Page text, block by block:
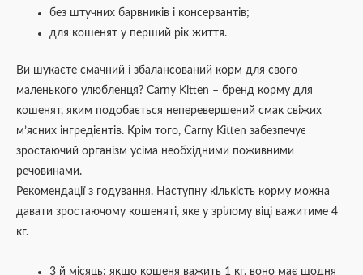
без штучних барвників і консервантів;
для кошенят у перший рік життя.
Ви шукаєте смачний і збалансований корм для свого
маленького улюбленця? Carny Kitten – бренд корму для
кошенят, яким подобається неперевершений смак свіжих
м’ясних інгредієнтів. Крім того, Carny Kitten забезпечує
зростаючий організм усіма необхідними поживними
речовинами.
Рекомендації з годування. Наступну кількість корму можна
давати зростаючому кошеняті, яке у зрілому віці важитиме 4
кг.
3 й місяць: якщо кошеня важить 1 кг, воно має щодня